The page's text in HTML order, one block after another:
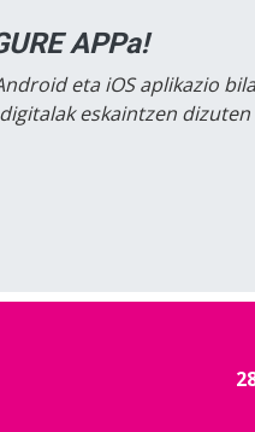
APPa!
eta iOS aplikazio
eskaintzen